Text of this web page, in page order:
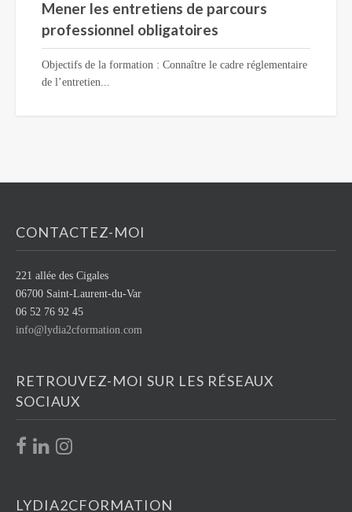
Mener les entretiens de parcours
professionnel obligatoires
Objectifs de la formation : Connaître le cadre réglementaire
de l’entretien...
CONTACTEZ-MOI
221 allée des Cigales
06700 Saint-Laurent-du-Var
06 52 76 92 45
info@lydia2cformation.com
RETROUVEZ-MOI SUR LES RÉSEAUX
SOCIAUX
LYDIA2CFORMATION